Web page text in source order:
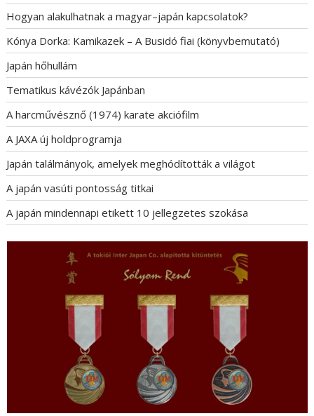
Hogyan alakulhatnak a magyar–japán kapcsolatok?
Kónya Dorka: Kamikazek – A Busidó fiai (könyvbemutató)
Japán hőhullám
Tematikus kávézók Japánban
A harcművésznő (1974) karate akciófilm
A JAXA új holdprogramja
Japán találmányok, amelyek meghódították a világot
A japán vasúti pontosság titkai
A japán mindennapi etikett 10 jellegzetes szokása